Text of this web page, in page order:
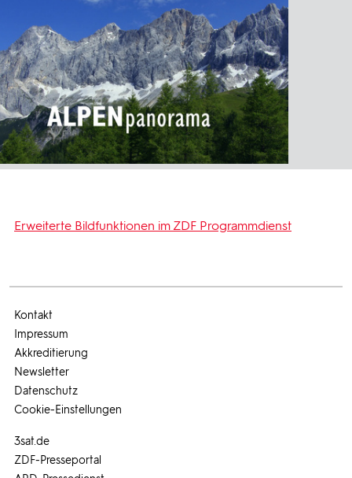
Erweiterte Bildfunktionen im ZDF Programmdienst
3sat.de
ZDF-Presseportal
Kontakt
Impressum
Akkreditierung
Newsletter
Datenschutz
Cookie-Einstellungen